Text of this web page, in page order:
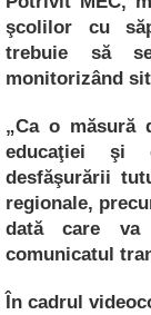
şcolilor cu
trebuie să
monitorizând
„Ca o măsură
educaţiei şi
desfăşurării
regionale,
dată care va
comunicatul
În cadrul